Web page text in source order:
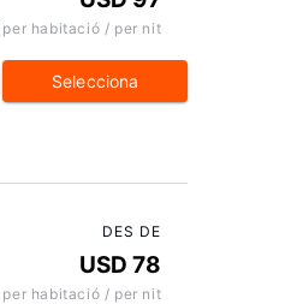
per habitació / per nit
Selecciona
DES DE
USD 78
per habitació / per nit